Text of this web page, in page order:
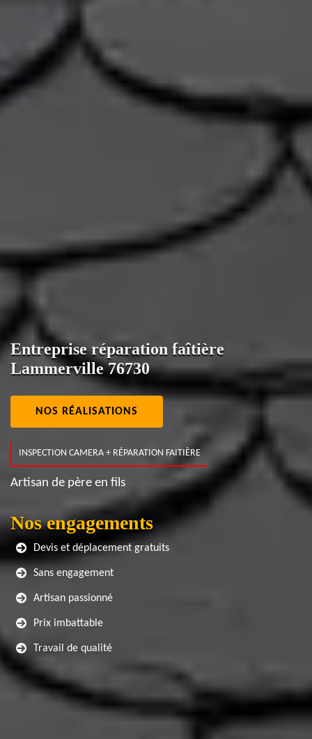
Entreprise réparation faîtière
Lammerville 76730
NOS RÉALISATIONS
INSPECTION CAMERA + RÉPARATION FAITIÈRE
Artisan de père en fils
Nos engagements
Devis et déplacement gratuits
Sans engagement
Artisan passionné
Prix imbattable
Travail de qualité